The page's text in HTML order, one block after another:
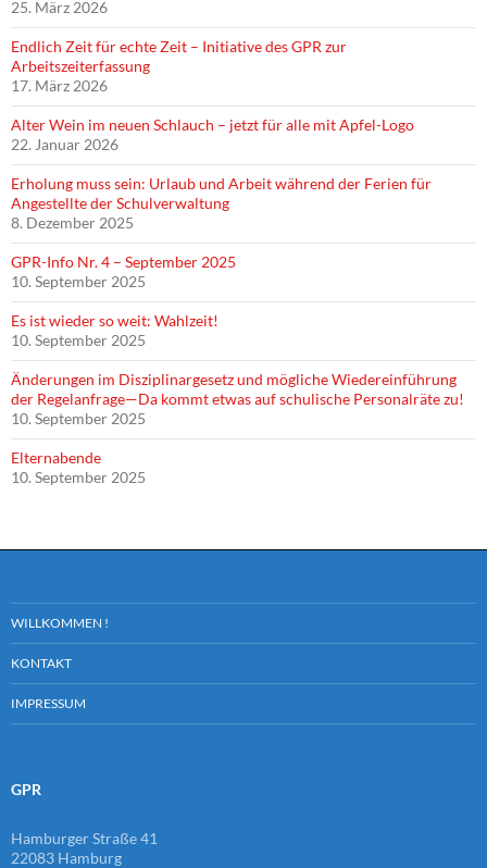
25. März 2026
Endlich Zeit für echte Zeit – Initiative des GPR zur
Arbeitszeiterfassung
17. März 2026
Alter Wein im neuen Schlauch – jetzt für alle mit Apfel-Logo
22. Januar 2026
Erholung muss sein: Urlaub und Arbeit während der Ferien für
Angestellte der Schulverwaltung
8. Dezember 2025
GPR-Info Nr. 4 – September 2025
10. September 2025
Es ist wieder so weit: Wahlzeit!
10. September 2025
Änderungen im Disziplinargesetz und mögliche Wiedereinführung
der Regelanfrage—Da kommt etwas auf schulische Personalräte zu!
10. September 2025
Elternabende
10. September 2025
WILLKOMMEN !
KONTAKT
IMPRESSUM
GPR
Hamburger Straße 41
22083 Hamburg